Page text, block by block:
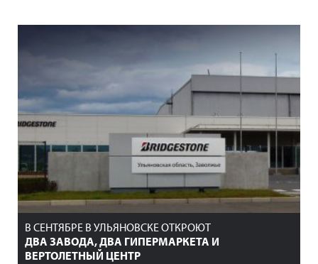
В СЕНТЯБРЕ В УЛЬЯНОВСКЕ ОТКРОЮТ
ДВА ЗАВОДА, ДВА ГИПЕРМАРКЕТА И
ВЕРТОЛЕТНЫЙ ЦЕНТР